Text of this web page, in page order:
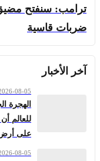
ترامب: سنفتح مضيق
ضربات قاسية
آخر الأخبار
08-05
الهجرة
للعالم
على أرض
08-05